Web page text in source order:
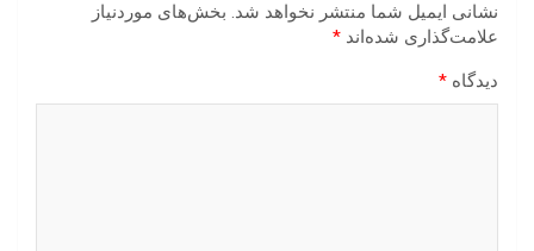
نشانی ایمیل شما منتشر نخواهد شد. بخش‌های موردنیاز
علامت‌گذاری شده‌اند *
دیدگاه *